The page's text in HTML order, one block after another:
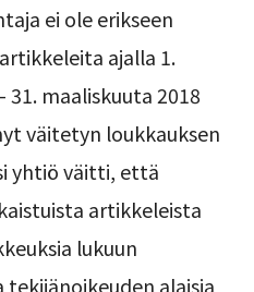
ei ole erikseen
ajalla 1.
31. maaliskuuta 2018
väitetyn loukkauksen
yhtiö väitti, että
artikkeleista
lukuun
alaisia